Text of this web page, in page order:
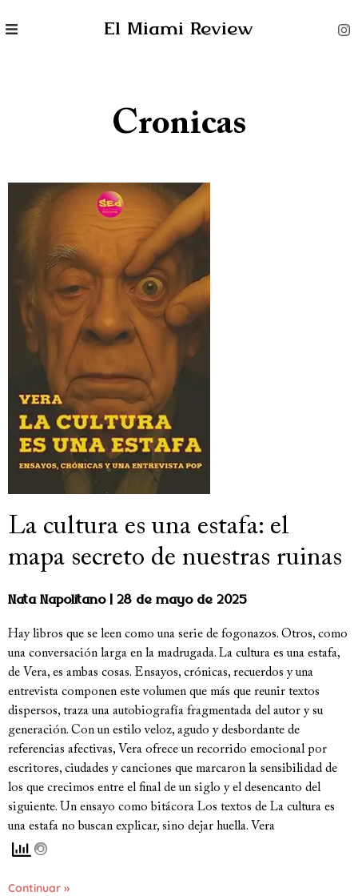
El Miami Review
Cronicas
La cultura es una estafa: el
mapa secreto de nuestras ruinas
Nata Napolitano 28 de mayo de 2025
Hay libros que se leen como una serie de fogonazos. Otros, como
una conversación larga en la madrugada. La cultura es una estafa,
de Vera, es ambas cosas. Ensayos, crónicas, recuerdos y una
entrevista componen este volumen que más que reunir textos
dispersos, traza una autobiografía fragmentada del autor y su
generación. Con un estilo veloz, agudo y desbordante de
referencias afectivas, Vera ofrece un recorrido emocional por
escritores, ciudades y canciones que marcaron la sensibilidad de
los que crecimos entre el final de un siglo y el desencanto del
siguiente. Un ensayo como bitácora Los textos de La cultura es
una estafa no buscan explicar, sino dejar huella. Vera
Continuar »